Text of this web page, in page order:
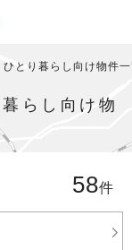
ひとり暮らし向け物件
らし向け物
58件